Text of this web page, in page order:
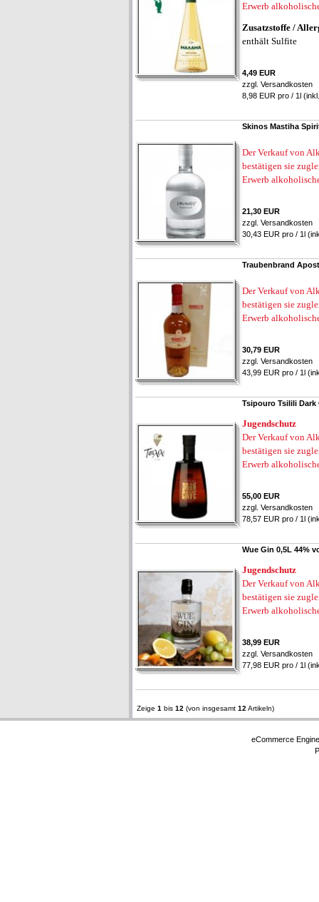
Erwerb
Zusatzstoffe /
enthält Sulfite
4,49 EUR
zzgl. Versandkosten
8,98 EUR pro / 1l
Skinos Mastiha
Der Verkauf von
bestätigen sie
Erwerb
21,30 EUR
zzgl. Versandkosten
30,43 EUR pro / 1l
Traubenbrand
Der Verkauf von
bestätigen sie
Erwerb
30,79 EUR
zzgl. Versandkosten
43,99 EUR pro / 1l
Tsipouro Tsilili Dark
Jugendschutz
Der Verkauf von
bestätigen sie
Erwerb
55,00 EUR
zzgl. Versandkosten
78,57 EUR pro / 1l
Wue Gin 0,5L 44%
Jugendschutz
Der Verkauf von
bestätigen sie
Erwerb
38,99 EUR
zzgl. Versandkosten
77,98 EUR pro / 1l
Zeige 1 bis 12 (von insgesamt 12 Artikeln)
eCommerce